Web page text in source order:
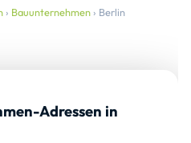
› Bauunternehmen › Berlin
Adressen in